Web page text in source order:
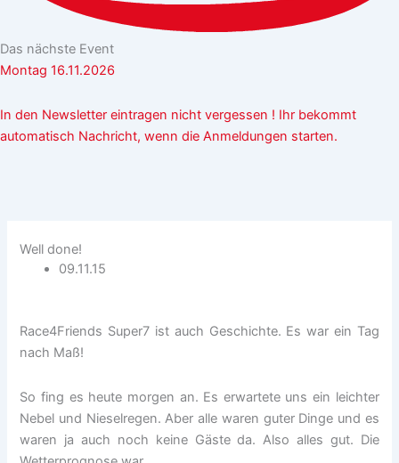
Das nächste Event
Montag 16.11.2026
In den Newsletter eintragen nicht vergessen ! Ihr bekommt
automatisch Nachricht, wenn die Anmeldungen starten.
Well done!
09.11.15
Race4Friends Super7 ist auch Geschichte. Es war ein Tag
nach Maß!
So fing es heute morgen an. Es erwartete uns ein leichter
Nebel und Nieselregen. Aber alle waren guter Dinge und es
waren ja auch noch keine Gäste da. Also alles gut. Die